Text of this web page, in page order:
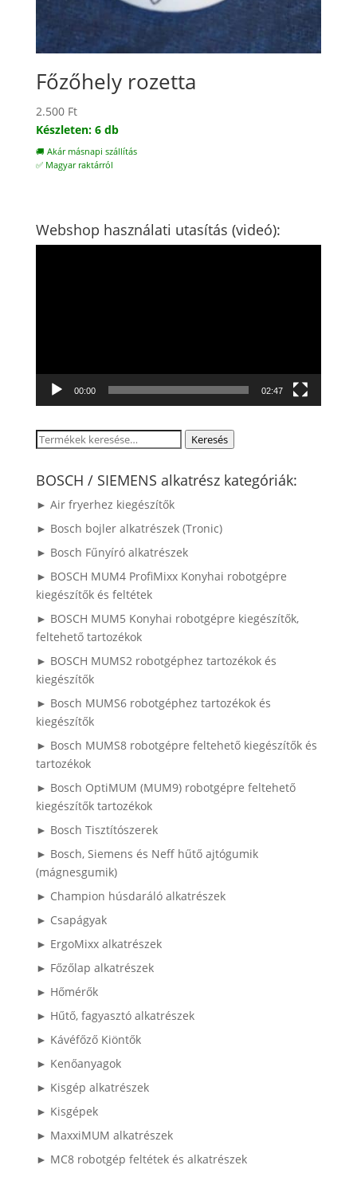
Főzőhely rozetta
2.500 Ft
Készleten: 6 db
🚚 Akár másnapi szállítás
✅ Magyar raktárról
Webshop használati utasítás (videó):
00:00 02:47
Keresés
következőre:
Keresés
BOSCH / SIEMENS alkatrész kategóriák:
► Air fryerhez kiegészítők
► Bosch bojler alkatrészek (Tronic)
► Bosch Fűnyíró alkatrészek
► BOSCH MUM4 ProfiMixx Konyhai robotgépre
kiegészítők és feltétek
► BOSCH MUM5 Konyhai robotgépre kiegészítők,
feltehető tartozékok
► BOSCH MUMS2 robotgéphez tartozékok és
kiegészítők
► Bosch MUMS6 robotgéphez tartozékok és
kiegészítők
► Bosch MUMS8 robotgépre feltehető kiegészítők és
tartozékok
► Bosch OptiMUM (MUM9) robotgépre feltehető
kiegészítők tartozékok
► Bosch Tisztítószerek
► Bosch, Siemens és Neff hűtő ajtógumik
(mágnesgumik)
► Champion húsdaráló alkatrészek
► Csapágyak
► ErgoMixx alkatrészek
► Főzőlap alkatrészek
► Hőmérők
► Hűtő, fagyasztó alkatrészek
► Kávéfőző Kiöntők
► Kenőanyagok
► Kisgép alkatrészek
► Kisgépek
► MaxxiMUM alkatrészek
► MC8 robotgép feltétek és alkatrészek